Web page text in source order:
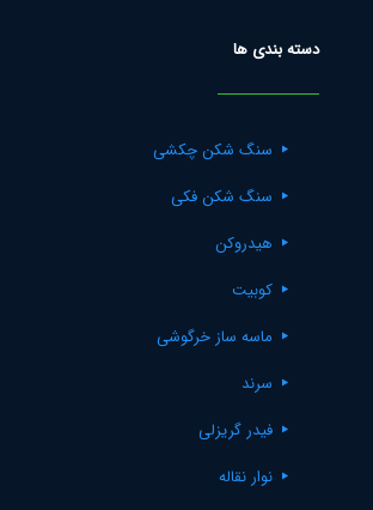
دسته بندی ها
سنگ شکن چکشی
سنگ شکن فکی
هیدروکن
کوبیت
ماسه ساز خرگوشی
سرند
فیدر گریزلی
نوار نقاله